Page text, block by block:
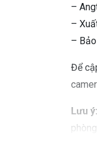
–
–
–
Để
Lưu ý: